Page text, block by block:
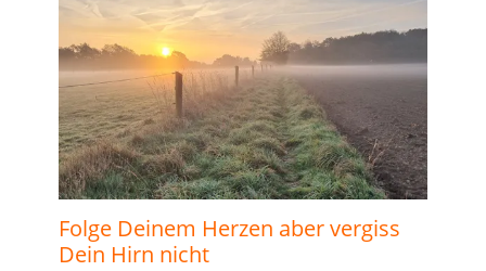
Folge Deinem Herzen aber vergiss
Dein Hirn nicht